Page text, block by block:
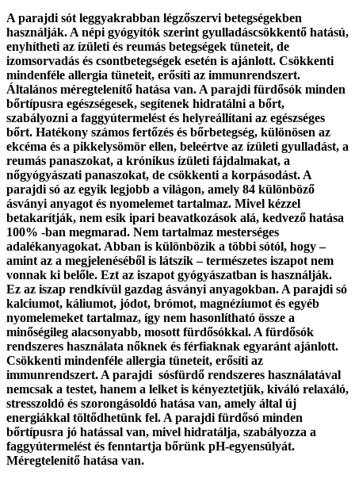
A parajdi sót leggyakrabban légzőszervi betegségekben
használják. A népi gyógyítók szerint gyulladáscsökkentő hatású,
enyhítheti az ízületi és reumás betegségek tüneteit, de
izomsorvadás és csontbetegségek esetén is ajánlott. Csökkenti
mindenféle allergia tüneteit, erősíti az immunrendszert.
Általános méregtelenítő hatása van. A parajdi fürdősók minden
bőrtípusra egészségesek, segítenek hidratálni a bőrt,
szabályozni a faggyútermelést és helyreállítani az egészséges
bőrt. Hatékony számos fertőzés és bőrbetegség, különösen az
ekcéma és a pikkelysömör ellen, beleértve az ízületi gyulladást, a
reumás panaszokat, a krónikus ízületi fájdalmakat, a
nőgyógyászati panaszokat, de csökkenti a korpásodást. A
parajdi só az egyik legjobb a világon, amely 84 különböző
ásványi anyagot és nyomelemet tartalmaz. Mivel kézzel
betakarítják, nem esik ipari beavatkozások alá, kedvező hatása
100% -ban megmarad. Nem tartalmaz mesterséges
adalékanyagokat. Abban is különbözik a többi sótól, hogy –
amint az a megjelenéséből is látszik – természetes iszapot nem
vonnak ki belőle. Ezt az iszapot gyógyászatban is használják.
Ez az iszap rendkívül gazdag ásványi anyagokban. A parajdi só
kalciumot, káliumot, jódot, brómot, magnéziumot és egyéb
nyomelemeket tartalmaz, így nem hasonlítható össze a
minőségileg alacsonyabb, mosott fürdősókkal. A fürdősók
rendszeres használata nőknek és férfiaknak egyaránt ajánlott.
Csökkenti mindenféle allergia tüneteit, erősíti az
immunrendszert. A parajdi sósfürdő rendszeres használatával
nemcsak a testet, hanem a lelket is kényeztetjük, kiváló relaxáló,
stresszoldó és szorongásoldó hatása van, amely által új
energiákkal töltődhetünk fel. A parajdi fürdősó minden
bőrtípusra jó hatással van, mivel hidratálja, szabályozza a
faggyútermelést és fenntartja bőrünk pH-egyensúlyát.
Méregtelenítő hatása van.